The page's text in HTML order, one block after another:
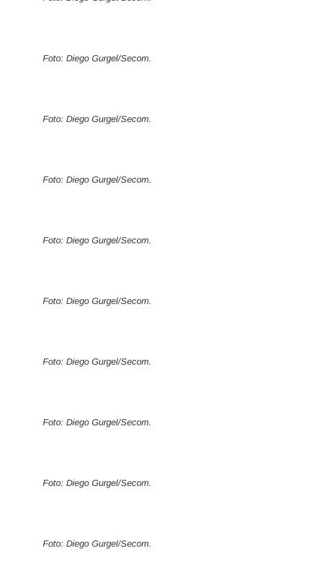
Foto: Diego Gurgel/Secom.
Foto: Diego Gurgel/Secom.
Foto: Diego Gurgel/Secom.
Foto: Diego Gurgel/Secom.
Foto: Diego Gurgel/Secom.
Foto: Diego Gurgel/Secom.
Foto: Diego Gurgel/Secom.
Foto: Diego Gurgel/Secom.
Foto: Diego Gurgel/Secom.